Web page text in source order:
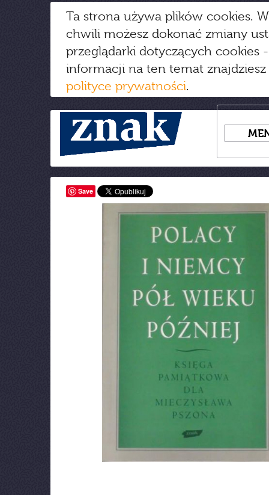
Ta strona używa plików cookies.
chwili możesz dokonać zmiany
przeglądarki dotyczących cookies
informacji na ten temat
polityce prywatności.
Save